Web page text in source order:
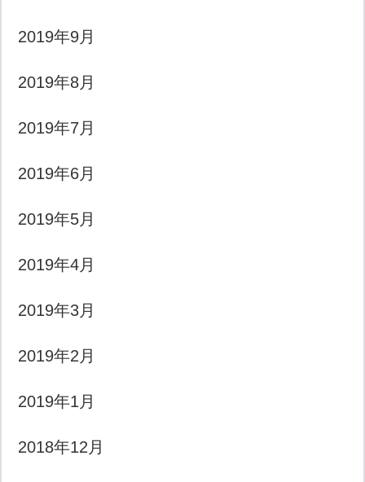
2019年9月
2019年8月
2019年7月
2019年6月
2019年5月
2019年4月
2019年3月
2019年2月
2019年1月
2018年12月